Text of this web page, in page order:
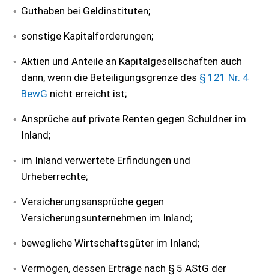
Guthaben bei Geldinstituten;
sonstige Kapitalforderungen;
Aktien und Anteile an Kapitalgesellschaften auch
dann, wenn die Beteiligungsgrenze des § 121 Nr. 4
BewG nicht erreicht ist;
Ansprüche auf private Renten gegen Schuldner im
Inland;
im Inland verwertete Erfindungen und
Urheberrechte;
Versicherungsansprüche gegen
Versicherungsunternehmen im Inland;
bewegliche Wirtschaftsgüter im Inland;
Vermögen, dessen Erträge nach § 5 AStG der